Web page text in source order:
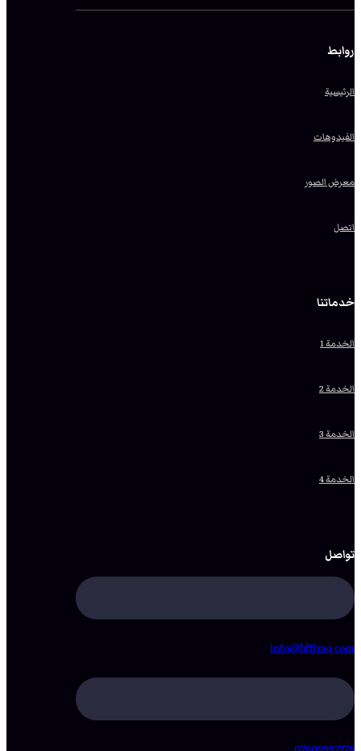
روابط
الرئيسية
الفيدوهات
معرض الصور
اتصل
خدماتنا
الخدمة 1
الخدمة 2
الخدمة 3
الخدمة 4
تواصل
info@bffiraq.com